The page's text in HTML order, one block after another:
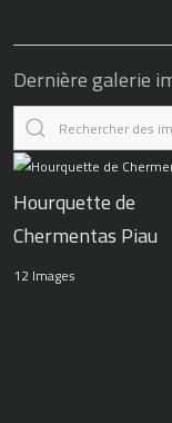
Dernière galerie
Hourquette de
Chermentas Piau
12 Images